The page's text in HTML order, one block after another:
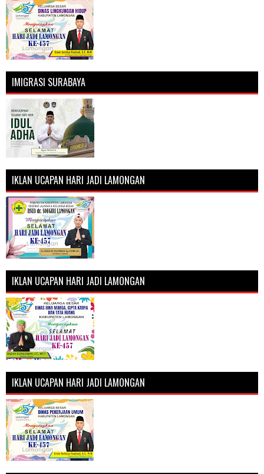
IMIGRASI SURABAYA
IKLAN UCAPAN HARI JADI LAMONGAN
IKLAN UCAPAN HARI JADI LAMONGAN
IKLAN UCAPAN HARI JADI LAMONGAN